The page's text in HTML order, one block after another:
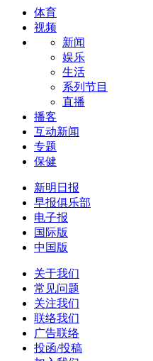
体育
视频
新闻
娱乐
生活
系列节目
直播
播客
互动新闻
专题
保健
新明日报
早报俱乐部
电子报
国际版
中国版
关于我们
常见问题
关注我们
联络我们
广告联络
投函/投稿